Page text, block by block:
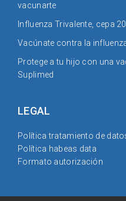
vacunarte
Influenza Trivalente, cepa
Vacúnate contra la
Protege a tu hijo con una
Suplimed
LEGAL
Política tratamiento de
Política habeas data
Formato autorización